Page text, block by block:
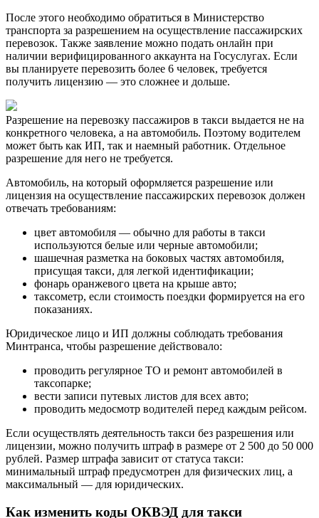
После этого необходимо обратиться в Министерство
транспорта за разрешением на осуществление пассажирских
перевозок. Также заявление можно подать онлайн при
наличии верифицированного аккаунта на Госуслугах. Если
вы планируете перевозить более 6 человек, требуется
получить лицензию — это сложнее и дольше.
Разрешение на перевозку пассажиров в такси выдается не на
конкретного человека, а на автомобиль. Поэтому водителем
может быть как ИП, так и наемный работник. Отдельное
разрешение для него не требуется.
Автомобиль, на который оформляется разрешение или
лицензия на осуществление пассажирских перевозок должен
отвечать требованиям:
цвет автомобиля — обычно для работы в такси
используются белые или черные автомобили;
шашечная разметка на боковых частях автомобиля,
присущая такси, для легкой идентификации;
фонарь оранжевого цвета на крыше авто;
таксометр, если стоимость поездки формируется на его
показаниях.
Юридическое лицо и ИП должны соблюдать требования
Минтранса, чтобы разрешение действовало:
проводить регулярное ТО и ремонт автомобилей в
таксопарке;
вести записи путевых листов для всех авто;
проводить медосмотр водителей перед каждым рейсом.
Если осуществлять деятельность такси без разрешения или
лицензии, можно получить штраф в размере от 2 500 до 50 000
рублей. Размер штрафа зависит от статуса такси:
минимальный штраф предусмотрен для физических лиц, а
максимальный — для юридических.
Как изменить коды ОКВЭД для такси